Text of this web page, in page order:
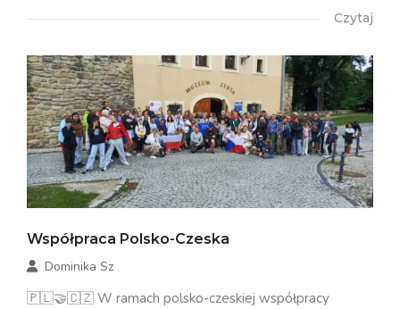
Czytaj
Współpraca Polsko-Czeska
Dominika Sz
🇵🇱🤝🇨🇿 W ramach polsko-czeskiej współpracy